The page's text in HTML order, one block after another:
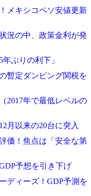
メキシコペソ安値更新
況の中、政策金利が発
ぶりの利下」
暫定ダンピング関税を
2017年で最低レベルの
月以来の20台に突入
価！焦点は「安全な第
予想を引き下げ
ディーズ！GDP予測を